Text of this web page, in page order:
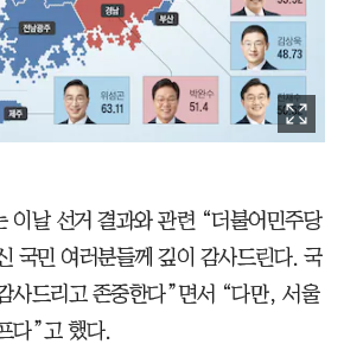
이날 선거 결과와 관련 “더불어민주당
국민 여러분들께 깊이 감사드린다. 국
사드리고 존중한다”면서 “다만, 서울
다”고 했다.